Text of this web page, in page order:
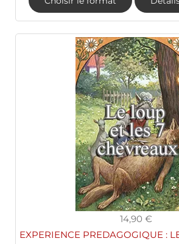
14,90 €
EXPERIENCE PREDAGOGIQUE :